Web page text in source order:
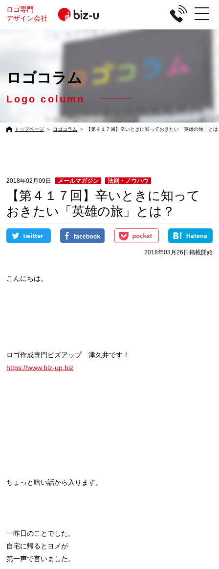
ロゴ専門
デザイン会社
ロゴコラム
Logo column
トップページ ＞ ロゴコラム ＞ 【第４１７回】辛いときに知っておきたい「英雄の旅」と
2018年02月09日 メールマガジン 法則・ノウハウ
【第４１７回】辛いときに知って
おきたい「英雄の旅」とは？
2018年03月26日掲載開始
こんにちは。
ロゴ作成専門ビズアップ 津久井です！
https://www.biz-up.biz
ちょっと暗い話から入ります。
一昨日のことでした。
自宅に帰るとヨメが
第一声で言いました。